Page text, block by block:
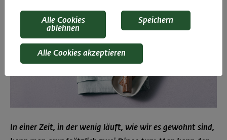
In einer Zeit, in der wenig läuft, wie wir es gewohnt sind,
Alle Cookies
ablehnen
Speichern
Alle Cookies akzeptieren